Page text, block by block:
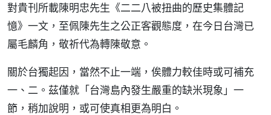
對貴刊所載陳明忠先生《二二八被扭曲的歷史集體記
憶》一文，至佩陳先生之公正客觀態度，在今日台灣已
屬毛麟角，敬祈代為轉陳敬意。
關於台獨起因，當然不止一端，俟體力較佳時或可補充
一、二。茲僅就「台灣島內發生嚴重的缺米現象」一
節，稍加說明，或可使真相更為明白。